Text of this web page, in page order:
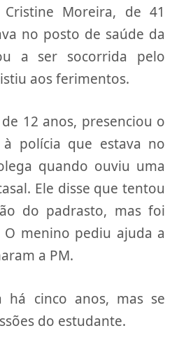
Moreira, de 41
no posto de saúde da
a ser socorrida pelo
aos ferimentos.
12 anos, presenciou o
polícia que estava no
quando ouviu uma
Ele disse que tentou
do padrasto, mas foi
menino pediu ajuda a
a PM.
há cinco anos, mas se
do estudante.